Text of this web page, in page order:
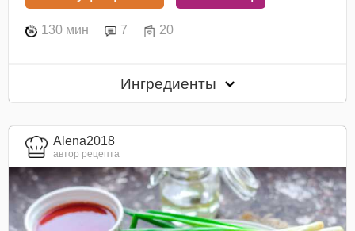
130 мин 7 20
Ингредиенты
Alena2018
автор рецепта